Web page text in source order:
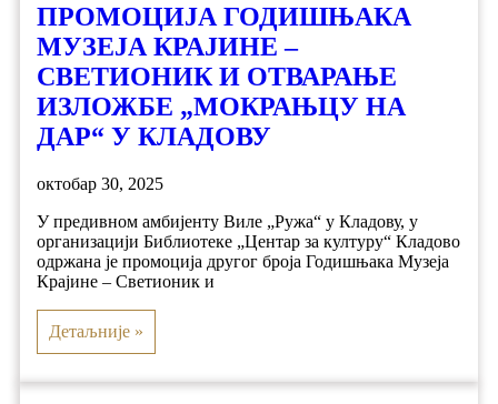
ПРОМОЦИЈА ГОДИШЊАКА
МУЗЕЈА КРАЈИНЕ –
СВЕТИОНИК И ОТВАРАЊЕ
ИЗЛОЖБЕ „МОКРАЊЦУ НА
ДАР“ У КЛАДОВУ
октобар 30, 2025
У предивном амбијенту Виле „Ружа“ у Кладову, у
организацији Библиотеке „Центар за културу“ Кладово
одржана је промоција другог броја Годишњака Музеја
Крајине – Светионик и
Детаљније »